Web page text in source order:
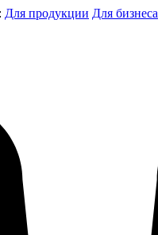
Для продукции Для бизнеса